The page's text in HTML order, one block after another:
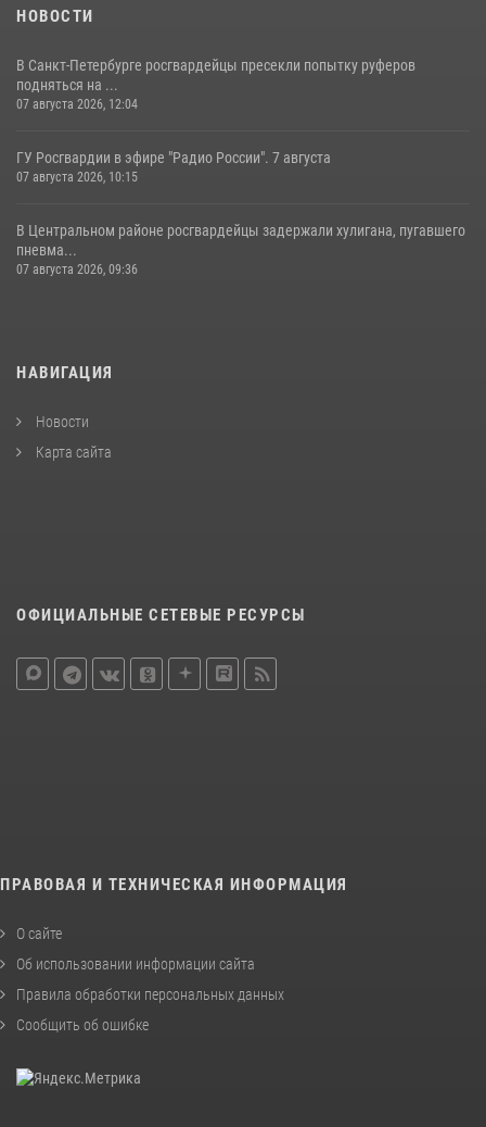
НОВОСТИ
В Санкт-Петербурге росгвардейцы пресекли попытку руферов
подняться на ...
07 августа 2026, 12:04
ГУ Росгвардии в эфире "Радио России". 7 августа
07 августа 2026, 10:15
В Центральном районе росгвардейцы задержали хулигана, пугавшего
пневма...
07 августа 2026, 09:36
НАВИГАЦИЯ
Новости
Карта сайта
ОФИЦИАЛЬНЫЕ СЕТЕВЫЕ РЕСУРСЫ
ПРАВОВАЯ И ТЕХНИЧЕСКАЯ ИНФОРМАЦИЯ
О сайте
Об использовании информации сайта
Правила обработки персональных данных
Сообщить об ошибке